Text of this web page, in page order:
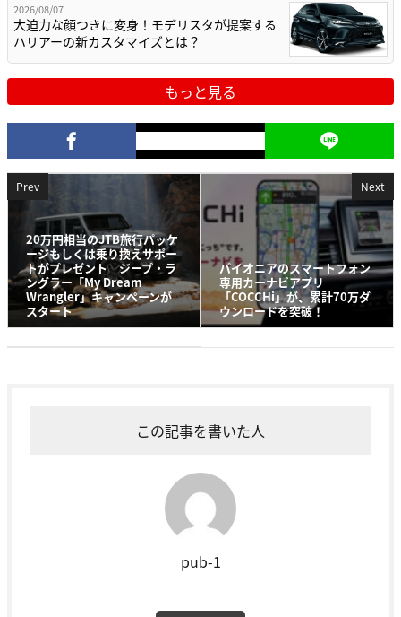
2026/08/07
大迫力な顔つきに変身！モデリスタが提案する
ハリアーの新カスタマイズとは？
もっと見る
Prev
20万円相当のJTB旅行パッケ
ージもしくは乗り換えサポー
トがプレゼント ジープ・ラ
ングラー「My Dream
Wrangler」キャンペーンが
スタート
Next
パイオニアのスマートフォン
専用カーナビアプリ
「COCCHi」が、累計70万ダ
ウンロードを突破！
この記事を書いた人
pub-1